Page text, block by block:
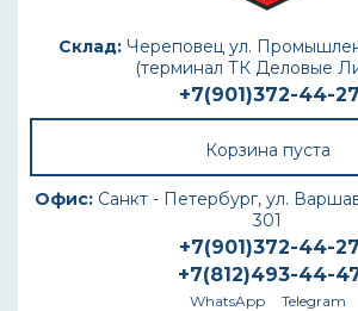
Склад: Череповец ул.
(терминал ТК Деловые
+7(901)372-44-27
Корзина пуста
Офис: Санкт - Петербург, ул.
301
+7(901)372-44-27
+7(812)493-44-
WhatsApp Telegram